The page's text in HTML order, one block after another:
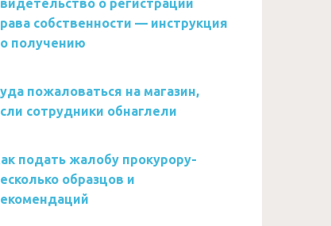
о регистрации
собственности — инструкция
получению
пожаловаться на магазин,
сотрудники обнаглели
подать жалобу прокурору-
образцов и